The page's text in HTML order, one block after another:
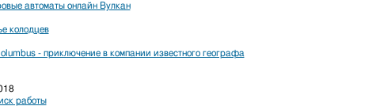
автоматы онлайн Вулкан
колодцев
- приключение в компании известного географа
работы